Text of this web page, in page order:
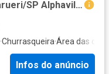
Apartamento para Venda em Barueri/SP Alphaville Centro Industrial e Empresarial/Alphaville. 4 Quartos
·Churrasqueira·Área das
Infos do anúncio